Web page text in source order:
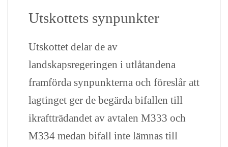
Utskottets synpunkter
Utskottet delar de av
landskapsregeringen i utlåtandena
framförda synpunkterna och föreslår att
lagtinget ger de begärda bifallen till
ikraftträdandet av avtalen M333 och
M334 medan bifall inte lämnas till